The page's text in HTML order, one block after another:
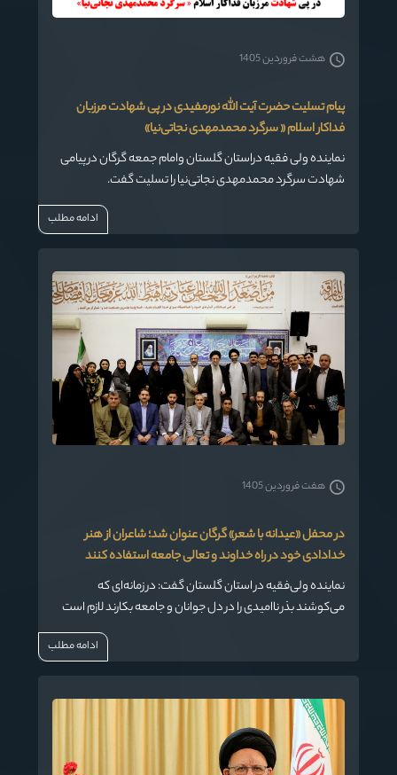
پیام تسلیت حضرت آیت الله نورمفیدی در پی شهادت مرزبان
فداکار اسلام « سرگرد محمدمهدی نجاتی‌نیا»
نماینده ولی فقیه دراستان گلستان وامام جمعه گرگان در پیامی
شهادت سرگرد محمدمهدی نجاتی‌نیا را تسلیت گفت.
هشت فروردین 1405
ادامه مطلب
در محفل «عیدانه با شعر» گرگان عنوان شد؛ شاعران از هنر
خدادادی خود در راه خداوند و تعالی جامعه استفاده کنند
نماینده ولی‌فقیه در استان گلستان گفت: در زمانه‌ای که
می‌کوشند بذر ناامیدی را در دل جوانان و جامعه بکارند لازم است
کسانی که هنر سرودن و سخنوری دارند وارد میدان شوند و از این
هنر خدادادی در راه خداوند و تعالی جامعه استفاده کنند.
هفت فروردین 1405
ادامه مطلب